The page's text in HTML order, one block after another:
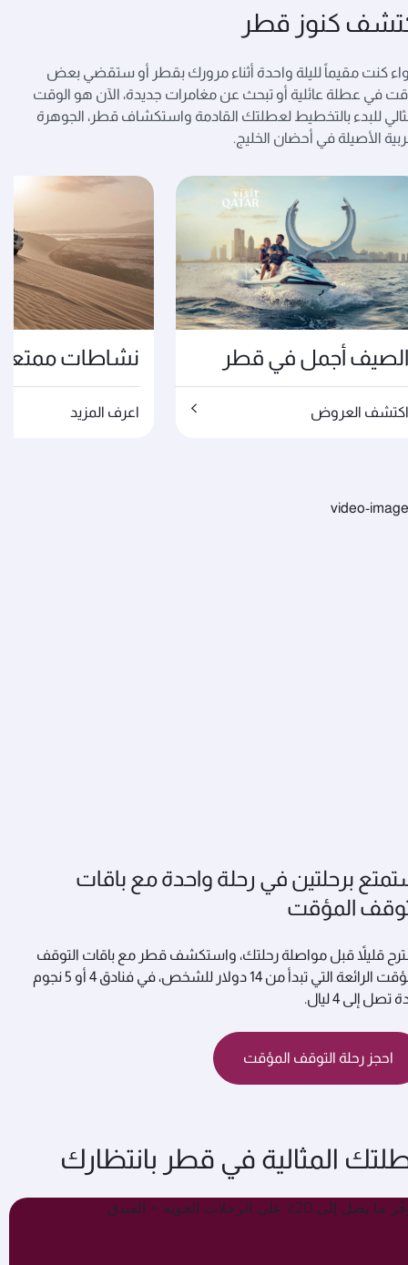
كنوز قطر
كنت مقيماً لليلة واحدة أثناء مرورك بقطر أو ستقضي بعض
في عطلة عائلية أو تبحث عن مغامرات جديدة، الآن هو الوقت
للبدء بالتخطيط لعطلتك القادمة واستكشاف قطر، الجوهرة
الأصيلة في أحضان الخليج.
الصيف أجمل في قطر
اكتشف العروض
نشاطات
اعرف المزيد
برحلتين في رحلة واحدة مع باقات
المؤقت
قليلاً قبل مواصلة رحلتك، واستكشف قطر مع باقات التوقف
المؤقت الرائعة التي تبدأ من 14 دولار للشخص، في فنادق 4 أو 5 نجوم
تصل إلى 4 ليال.
احجز رحلة التوقف المؤقت
المثالية في قطر بانتظارك